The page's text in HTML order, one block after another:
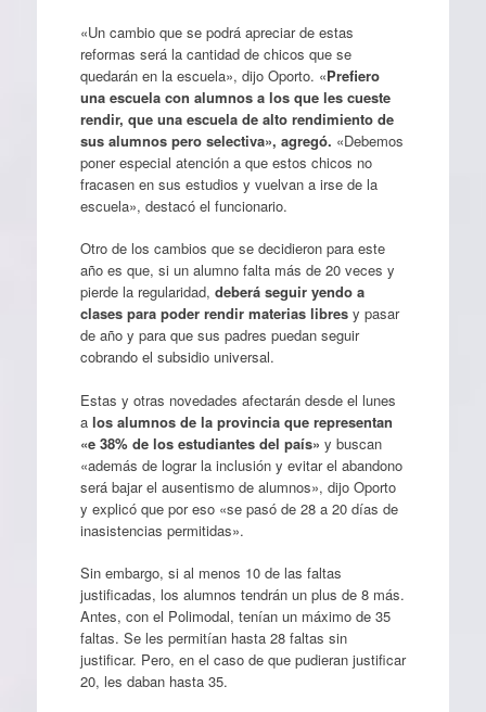
«Un cambio que se podrá apreciar de estas
reformas será la cantidad de chicos que se
quedarán en la escuela», dijo Oporto. «Prefiero
una escuela con alumnos a los que les cueste
rendir, que una escuela de alto rendimiento de
sus alumnos pero selectiva», agregó. «Debemos
poner especial atención a que estos chicos no
fracasen en sus estudios y vuelvan a irse de la
escuela», destacó el funcionario.
Otro de los cambios que se decidieron para este
año es que, si un alumno falta más de 20 veces y
pierde la regularidad, deberá seguir yendo a
clases para poder rendir materias libresy pasar
de año y para que sus padres puedan seguir
cobrando el subsidio universal.
Estas y otras novedades afectarán desde el lunes
a los alumnos de la provincia que representan
«e 38% de los estudiantes del país» y buscan
«además de lograr la inclusión y evitar el abandono
será bajar el ausentismo de alumnos», dijo Oporto
y explicó que por eso «se pasó de 28 a 20 días de
inasistencias permitidas».
Sin embargo, si al menos 10 de las faltas
justificadas, los alumnos tendrán un plus de 8 más.
Antes, con el Polimodal, tenían un máximo de 35
faltas. Se les permitían hasta 28 faltas sin
justificar. Pero, en el caso de que pudieran justificar
20, les daban hasta 35.